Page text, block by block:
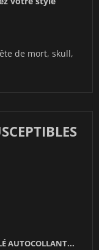
de mort, skull,
AUTOCOLLANT...